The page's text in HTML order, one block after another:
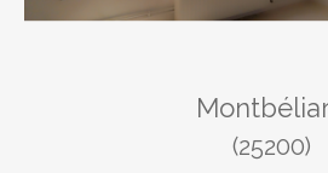
(25200)